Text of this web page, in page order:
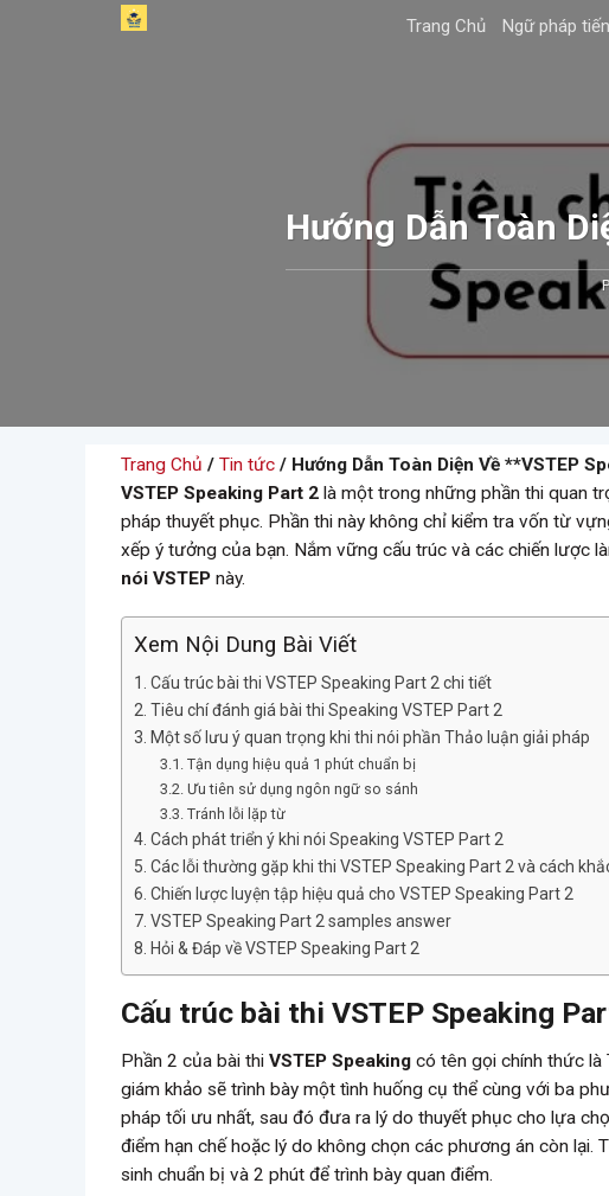
Trang Chủ Ngữ pháp
Hướng Dẫn Toàn
Trang Chủ / Tin tức / Hướng Dẫn Toàn Diện Về **VSTEP
VSTEP Speaking Part 2 là một trong những phần thi quan
pháp thuyết phục. Phần thi này không chỉ kiểm tra vốn từ
xếp ý tưởng của bạn. Nắm vững cấu trúc và các chiến lược
nói VSTEP này.
Xem Nội Dung Bài Viết
Cấu trúc bài thi VSTEP Speaking Part 2 chi tiết
Tiêu chí đánh giá bài thi Speaking VSTEP Part 2
Một số lưu ý quan trọng khi thi nói phần Thảo luận giải pháp
Tận dụng hiệu quả 1 phút chuẩn bị
Ưu tiên sử dụng ngôn ngữ so sánh
Tránh lỗi lặp từ
Cách phát triển ý khi nói Speaking VSTEP Part 2
Các lỗi thường gặp khi thi VSTEP Speaking Part 2 và cách
Chiến lược luyện tập hiệu quả cho VSTEP Speaking Part 2
VSTEP Speaking Part 2 samples answer
Hỏi & Đáp về VSTEP Speaking Part 2
Cấu trúc bài thi VSTEP Speaking
Phần 2 của bài thi VSTEP Speaking có tên gọi chính thức là
giám khảo sẽ trình bày một tình huống cụ thể cùng với ba
pháp tối ưu nhất, sau đó đưa ra lý do thuyết phục cho lựa
điểm hạn chế hoặc lý do không chọn các phương án còn
sinh chuẩn bị và 2 phút để trình bày quan điểm.